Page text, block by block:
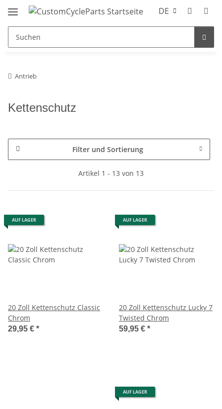
DE
Antrieb
Kettenschutz
Filter und Sortierung
Artikel 1 - 13 von 13
AUF LAGER
20 Zoll Kettenschutz Classic
Chrom
29,95 € *
AUF LAGER
20 Zoll Kettenschutz Lucky 7
Twisted Chrom
59,95 € *
AUF LAGER